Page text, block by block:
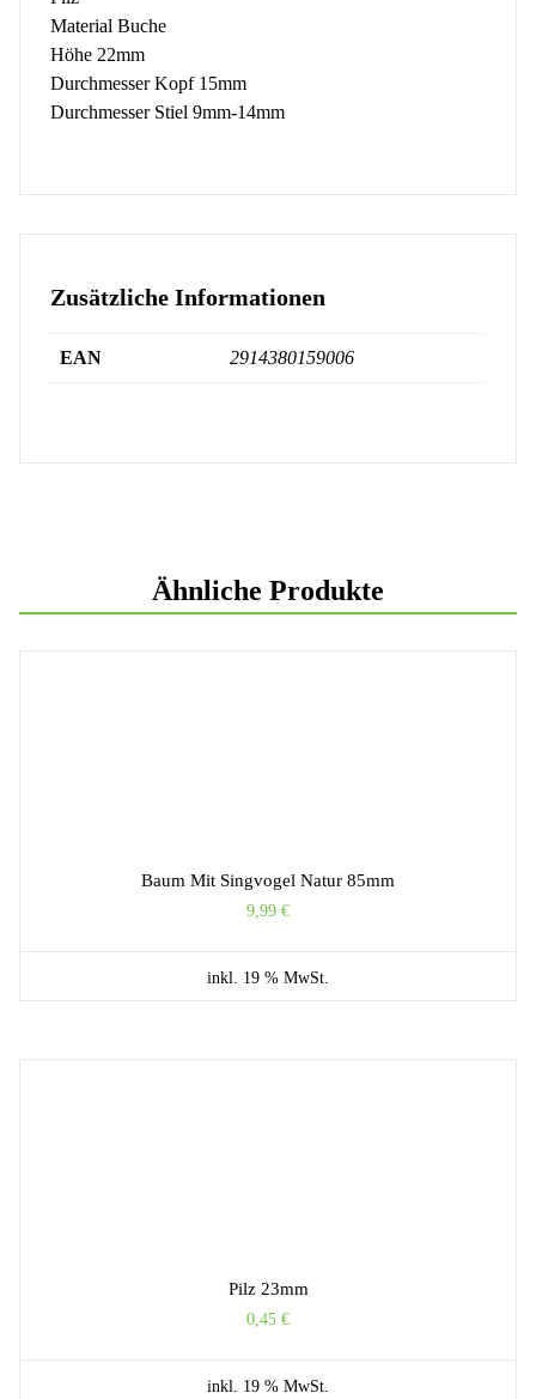
Material Buche
Höhe 22mm
Durchmesser Kopf 15mm
Durchmesser Stiel 9mm-14mm
Zusätzliche Informationen
EAN 2914380159006
Ähnliche Produkte
Baum Mit Singvogel Natur 85mm
9,99 €
inkl. 19 % MwSt.
Pilz 23mm
0,45 €
inkl. 19 % MwSt.